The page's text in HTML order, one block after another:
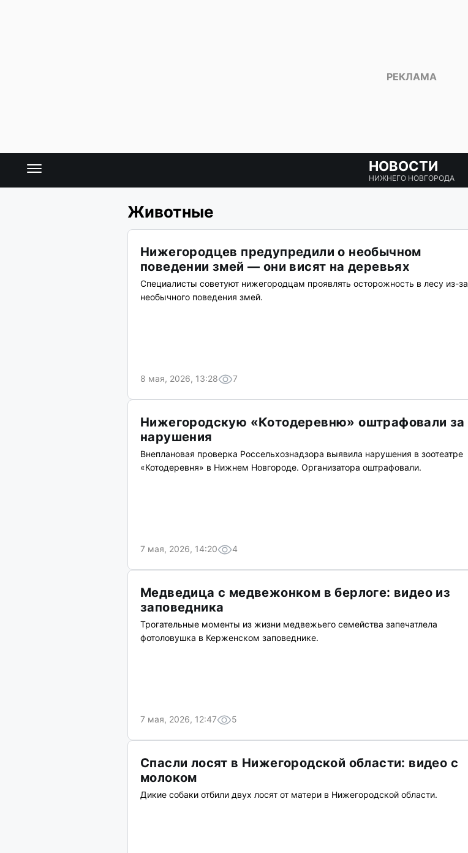
НОВОСТИ
НИЖНЕГО НОВГОРОДА
Животные
Нижегородцев предупредили о необычном
поведении змей — они висят на деревьях
Специалисты советуют нижегородцам проявлять осторожность в лесу из-за
необычного поведения змей.
8 мая, 2026, 13:28 7
Нижегородскую «Котодеревню» оштрафовали за
нарушения
Внеплановая проверка Россельхознадзора выявила нарушения в зоотеатре
«Котодеревня» в Нижнем Новгороде. Организатора оштрафовали.
7 мая, 2026, 14:20 4
Медведица с медвежонком в берлоге: видео из
заповедника
Трогательные моменты из жизни медвежьего семейства запечатлела
фотоловушка в Керженском заповеднике.
7 мая, 2026, 12:47 5
Спасли лосят в Нижегородской области: видео с
молоком
Дикие собаки отбили двух лосят от матери в Нижегородской области.